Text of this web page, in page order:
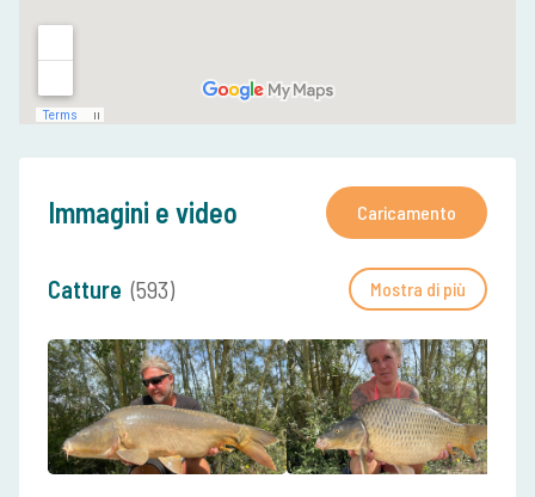
Immagini e video Caricamento
Catture (593) Mostra di più